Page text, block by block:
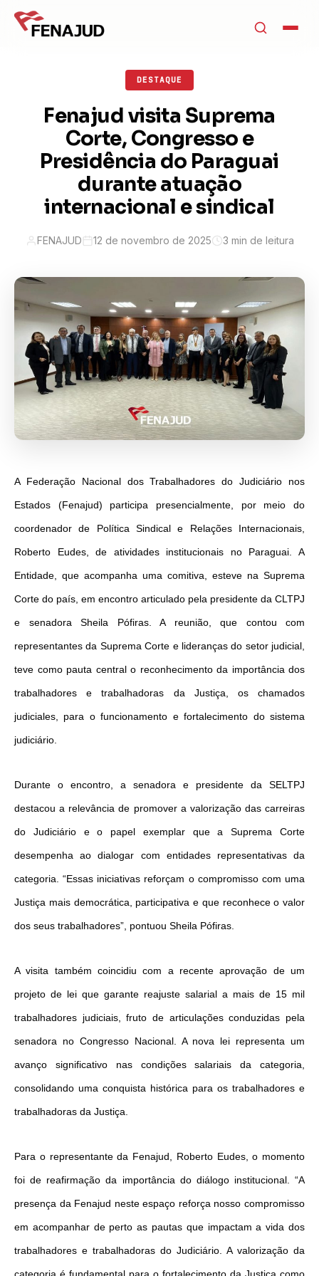
DESTAQUE
Fenajud visita Suprema
Corte, Congresso e
Presidência do Paraguai
durante atuação
internacional e sindical
FENAJUD 12 de novembro de 2025 3 min de leitura
A Federação Nacional dos Trabalhadores do Judiciário nos
Estados (Fenajud) participa presencialmente, por meio do
coordenador de Política Sindical e Relações Internacionais,
Roberto Eudes, de atividades institucionais no Paraguai. A
Entidade, que acompanha uma comitiva, esteve na Suprema
Corte do país, em encontro articulado pela presidente da CLTPJ
e senadora Sheila Pófiras. A reunião, que contou com
representantes da Suprema Corte e lideranças do setor judicial,
teve como pauta central o reconhecimento da importância dos
trabalhadores e trabalhadoras da Justiça, os chamados
judiciales, para o funcionamento e fortalecimento do sistema
judiciário.
Durante o encontro, a senadora e presidente da SELTPJ
destacou a relevância de promover a valorização das carreiras
do Judiciário e o papel exemplar que a Suprema Corte
desempenha ao dialogar com entidades representativas da
categoria. “Essas iniciativas reforçam o compromisso com uma
Justiça mais democrática, participativa e que reconhece o valor
dos seus trabalhadores”, pontuou Sheila Pófiras.
A visita também coincidiu com a recente aprovação de um
projeto de lei que garante reajuste salarial a mais de 15 mil
trabalhadores judiciais, fruto de articulações conduzidas pela
senadora no Congresso Nacional. A nova lei representa um
avanço significativo nas condições salariais da categoria,
consolidando uma conquista histórica para os trabalhadores e
trabalhadoras da Justiça.
Para o representante da Fenajud, Roberto Eudes, o momento
foi de reafirmação da importância do diálogo institucional. “A
presença da Fenajud neste espaço reforça nosso compromisso
em acompanhar de perto as pautas que impactam a vida dos
trabalhadores e trabalhadoras do Judiciário. A valorização da